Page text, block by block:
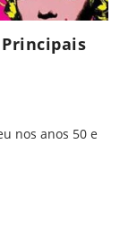
nos anos 50 e